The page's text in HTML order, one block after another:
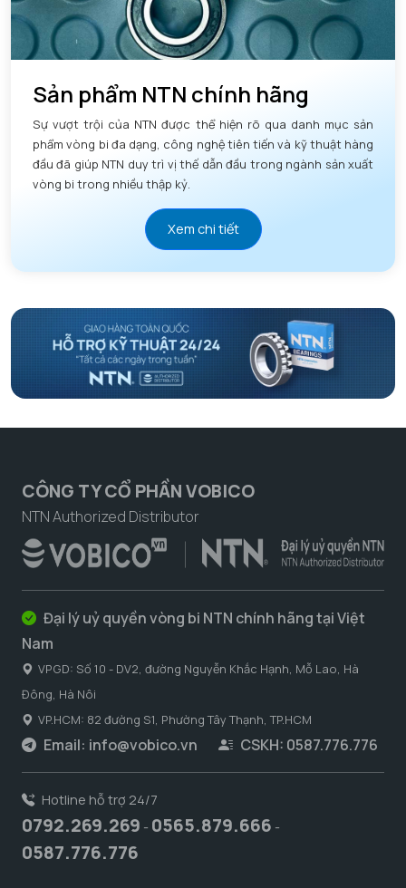
Sản phẩm NTN chính hãng
Sự vượt trội của NTN được thể hiện rõ qua danh mục sản
phẩm vòng bi đa dạng, công nghệ tiên tiến và kỹ thuật hàng
đầu đã giúp NTN duy trì vị thế dẫn đầu trong ngành sản xuất
vòng bi trong nhiều thập kỷ.
Xem chi tiết
CÔNG TY CỔ PHẦN VOBICO
NTN Authorized Distributor
Đại lý uỷ quyền vòng bi NTN chính hãng tại Việt
Nam
VPGD: Số 10 - DV2, đường Nguyễn Khắc Hạnh, Mỗ Lao, Hà
Đông, Hà Nôi
VP.HCM: 82 đường S1, Phường Tây Thạnh, TP.HCM
Email: info@vobico.vn CSKH: 0587.776.776
Hotline hỗ trợ 24/7
0792.269.269 - 0565.879.666 -
0587.776.776